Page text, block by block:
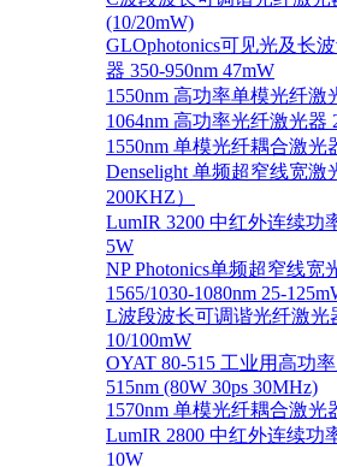
(10/20mW)
GLOphotonics可见光及长
器 350-950nm 47mW
1550nm 高功率单模光纤激
1064nm 高功率光纤激光器
1550nm 单模光纤耦合激光
Denselight 单频超窄线宽激
200KHZ）
LumIR 3200 中红外连续功
5W
NP Photonics单频超窄线宽
1565/1030-1080nm 25-
L波段波长可调谐光纤激光
10/100mW
OYAT 80-515 工业用高功
515nm (80W 30ps 30MHz)
1570nm 单模光纤耦合激光
LumIR 2800 中红外连续功
10W